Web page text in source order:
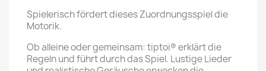
Spielerisch fördert dieses Zuordnungsspiel die
Motorik.
Ob alleine oder gemeinsam: tiptoi® erklärt die
Regeln und führt durch das Spiel. Lustige Lieder